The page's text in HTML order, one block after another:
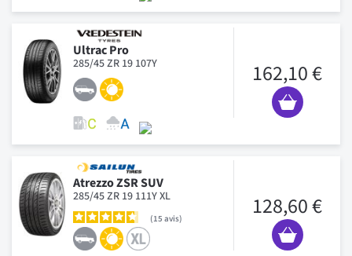
Ultrac Pro
285/45 ZR 19 107Y 162,10 €
Atrezzo ZSR SUV
285/45 ZR 19 111Y XL
15 avis 128,60 €